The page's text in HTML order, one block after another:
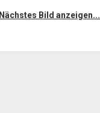
Nächstes Bild anzeigen...